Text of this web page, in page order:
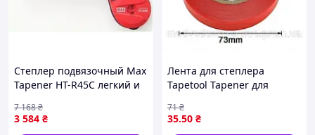
Степлер подвязочный Max
Tapener HT-R45C легкий и
подвязки растений в саду
3 584 ₴
7 168₴
Лента для степлера
Tapetool Tapener для
удобная для садоводства и
огородничества
35.50 ₴
71₴